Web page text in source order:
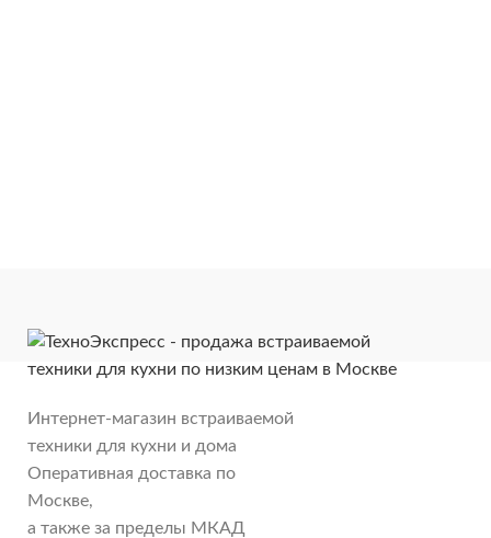
Интернет-магазин встраиваемой
техники для кухни и дома
Оперативная доставка по
Москве,
а также за пределы МКАД